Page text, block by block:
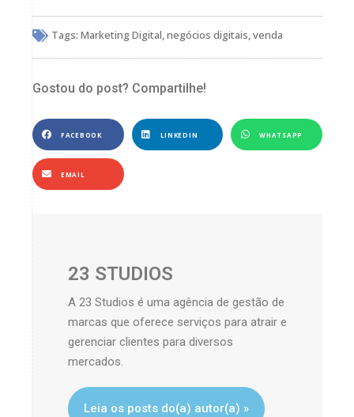
Tags: Marketing Digital,negócios digitais,venda
Gostou do post? Compartilhe!
FACEBOOK LINKEDIN WHATSAPP
EMAIL
23 STUDIOS
A 23 Studios é uma agência de gestão de
marcas que oferece serviços para atrair e
gerenciar clientes para diversos
mercados.
Leia os posts do(a) autor(a) »